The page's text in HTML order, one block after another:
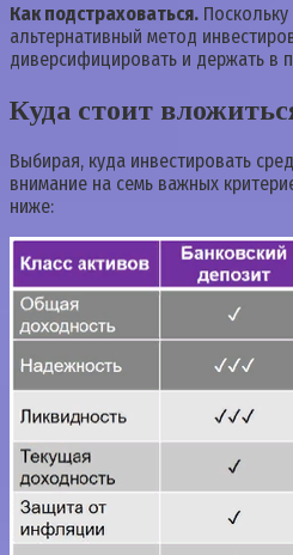
Как подстраховаться.
альтернативный метод
диверсифицировать и держать в
Куда стоит
Выбирая, куда инвестировать
внимание на семь важных
ниже: